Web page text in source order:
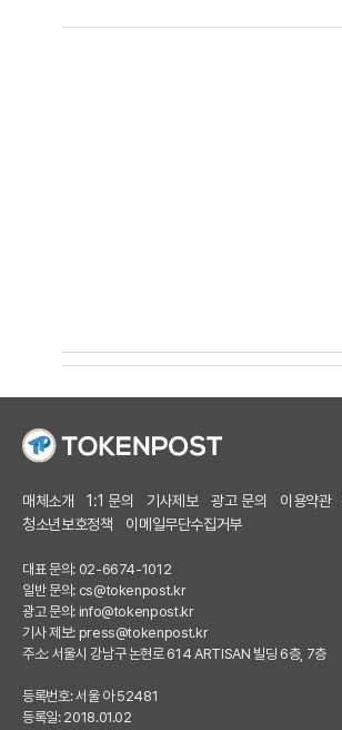
매체소개 1:1 문의 기사제보 광고 문의 이용약관
청소년보호정책
이메일무단수집거부
대표 문의: 02-6674-1012
일반 문의: cs@tokenpost.kr
광고 문의: info@tokenpost.kr
기사 제보: press@tokenpost.kr
주소: 서울시 강남구 논현로 614 ARTISAN 빌딩 6층, 7층
등록번호: 서울 아 52481
등록일: 2018.01.02